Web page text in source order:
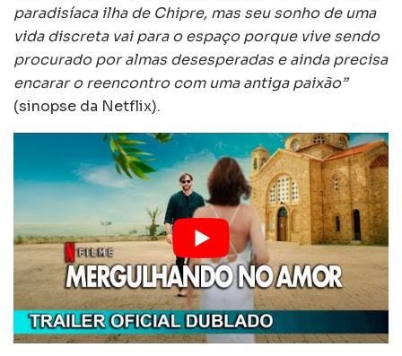
paradisíaca ilha de Chipre, mas seu sonho de uma
vida discreta vai para o espaço porque vive sendo
procurado por almas desesperadas e ainda precisa
encarar o reencontro com uma antiga paixão”
(sinopse da Netflix).